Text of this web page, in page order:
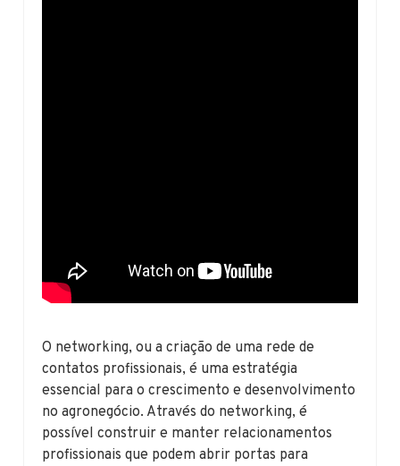
O networking, ou a criação de uma rede de
contatos profissionais, é uma estratégia
essencial para o crescimento e desenvolvimento
no agronegócio. Através do networking, é
possível construir e manter relacionamentos
profissionais que podem abrir portas para